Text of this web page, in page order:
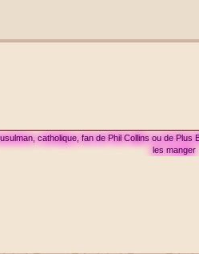
catholique, fan de Phil Collins ou de
les manger